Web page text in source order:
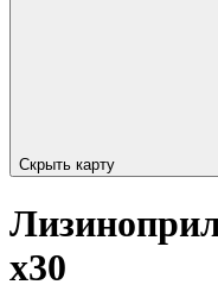
Скрыть карту
x30